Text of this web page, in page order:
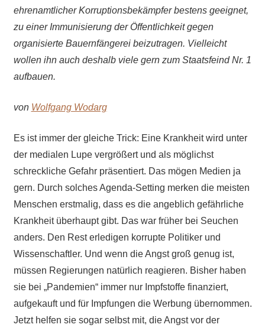
ehrenamtlicher Korruptionsbekämpfer bestens geeignet,
zu einer Immunisierung der Öffentlichkeit gegen
organisierte Bauernfängerei beizutragen. Vielleicht
wollen ihn auch deshalb viele gern zum Staatsfeind Nr. 1
aufbauen.
von Wolfgang Wodarg
Es ist immer der gleiche Trick: Eine Krankheit wird unter
der medialen Lupe vergrößert und als möglichst
schreckliche Gefahr präsentiert. Das mögen Medien ja
gern. Durch solches Agenda-Setting merken die meisten
Menschen erstmalig, dass es die angeblich gefährliche
Krankheit überhaupt gibt. Das war früher bei Seuchen
anders. Den Rest erledigen korrupte Politiker und
Wissenschaftler. Und wenn die Angst groß genug ist,
müssen Regierungen natürlich reagieren. Bisher haben
sie bei „Pandemien“ immer nur Impfstoffe finanziert,
aufgekauft und für Impfungen die Werbung übernommen.
Jetzt helfen sie sogar selbst mit, die Angst vor der